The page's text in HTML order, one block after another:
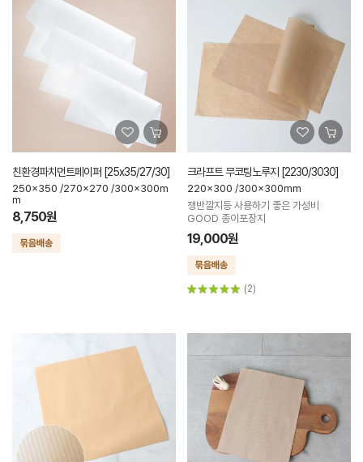
친환경파치먼트페이퍼 [25x35/27/30]
250x350 /270x270 /300x300m
m
8,750원
크라프트 무코팅노루지 [2230/3030]
220x300 /300x300mm
쟁반깔지등 사용하기 좋은 가성비
GOOD 종이포장지
19,000원
(2)